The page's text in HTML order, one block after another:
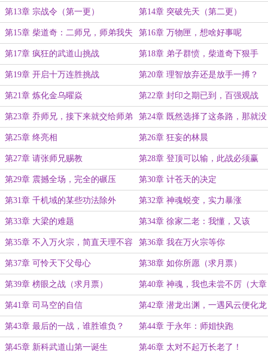
第13章 宗战令（第一更） 第14章 突破先天（第二更）
第15章 柴道奇：二师兄，师弟我失
宠了（第三更）
第16章 万物匣，想啥好事呢
第17章 疯狂的武道山挑战 第18章 弟子群愤，柴道奇下狠手
第19章 开启十万连胜挑战 第20章 理智放弃还是放手一搏？
第21章 炼化金乌曜焱 第22章 封印之期已到，百强观战
第23章 乔师兄，接下来就交给师弟
我来吧
第24章 既然选择了这条路，那就没
必要取巧
第25章 终亮相 第26章 狂妄的林晨
第27章 请张师兄赐教 第28章 登顶可以输，此战必须赢
第29章 震撼全场，完全的碾压 第30章 计苍天的决定
第31章 千机域的某些功法除外 第32章 神魂蜕变，实力暴涨
第33章 大梁的难题 第34章 徐家二老：我懂，又该
第35章 不入万火宗，简直天理不容 第36章 我在万火宗等你
第37章 可怜天下父母心 第38章 如你所愿（求月票）
第39章 榜眼之战（求月票） 第40章 神魂，我也未尝不厉（大章
求订阅）
第41章 司马空的自信 第42章 潜龙出渊，一遇风云便化龙
第43章 最后的一战，谁胜谁负？ 第44章 于永年：师姐快跑
第45章 新科武道山第一诞生 第46章 太对不起万长老了！